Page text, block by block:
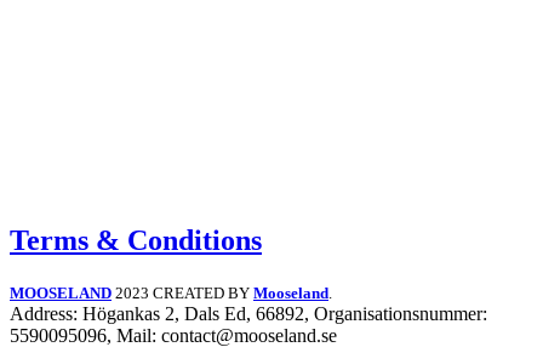
Terms & Conditions
MOOSELAND 2023 CREATED BY Mooseland
Address: Högankas 2, Dals Ed, 66892, Organisationsnummer:
5590095096, Mail: contact@mooseland.se